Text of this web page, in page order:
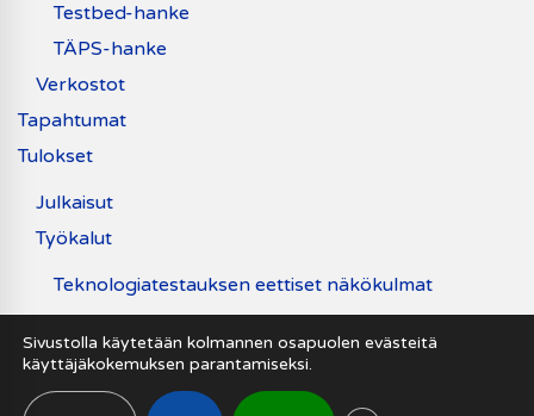
Testbed-hanke
TÄPS-hanke
Verkostot
Tapahtumat
Tulokset
Julkaisut
Työkalut
Teknologiatestauksen eettiset näkökulmat
Uutiset
Saavutettavuusseloste
Sivustolla käytetään kolmannen osapuolen evästeitä
käyttäjäkokemuksen parantamiseksi.